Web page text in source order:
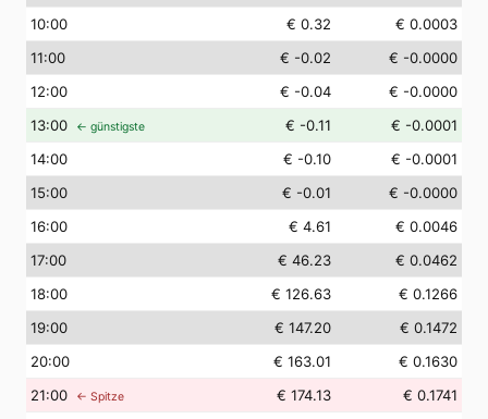
10:00 € 0.32
€ 0.0003
11:00 € -0.02
€ -0.0000
12:00 € -0.04
€ -0.0000
13:00 ← günstigste € -0.11
€ -0.0001
14:00 € -0.10
€ -0.0001
15:00 € -0.01
€ -0.0000
16:00 € 4.61
€ 0.0046
17:00 € 46.23
€ 0.0462
18:00 € 126.63
€ 0.1266
19:00 € 147.20
€ 0.1472
20:00 € 163.01
€ 0.1630
21:00 ← Spitze € 174.13
€ 0.1741